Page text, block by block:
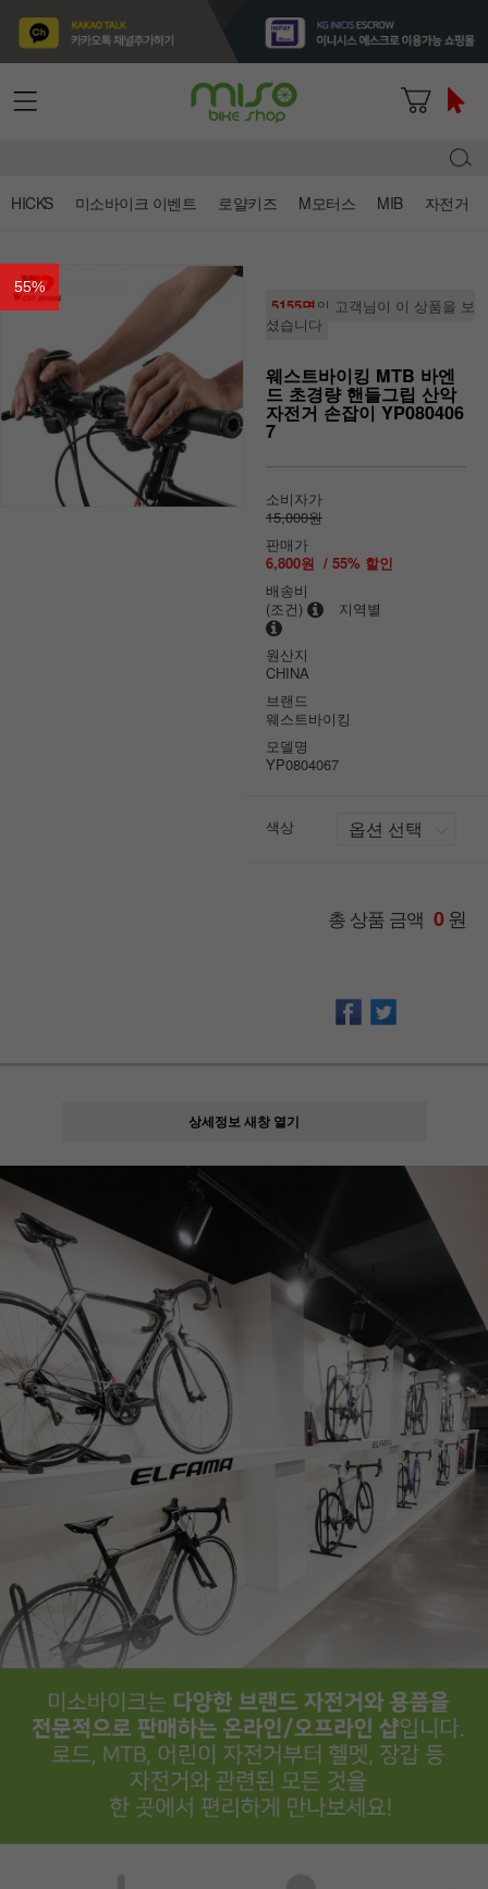
HICKS 미소바이크 이벤트 로얄키즈 M모터스 MIB 자전거
55%
5155명의 고객님이 이 상품을 보
셨습니다
웨스트바이킹 MTB 바엔
드 초경량 핸들그립 산악
자전거 손잡이 YP080406
7
소비자가
15,000원
판매가
6,800원 / 55% 할인
배송비
(조건)
지역별
원산지
CHINA
브랜드
웨스트바이킹
모델명
YP0804067
색상
총 상품 금액 0원
상세정보 새창 열기